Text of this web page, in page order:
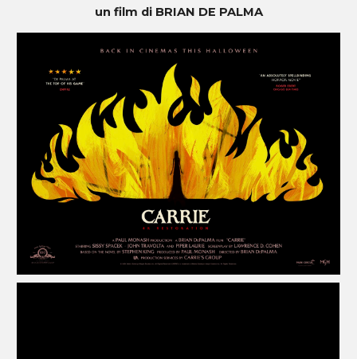
un film di BRIAN DE PALMA